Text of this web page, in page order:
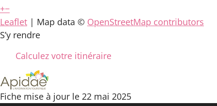
+−
Leaflet | Map data © OpenStreetMap contributors
S’y rendre
Calculez votre itinéraire
Fiche mise à jour le 22 mai 2025